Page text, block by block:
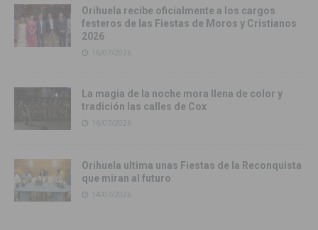
Orihuela recibe oficialmente a los cargos
festeros de las Fiestas de Moros y Cristianos
2026
16/07/2026
La magia de la noche mora llena de color y
tradición las calles de Cox
16/07/2026
Orihuela ultima unas Fiestas de la Reconquista
que miran al futuro
14/07/2026